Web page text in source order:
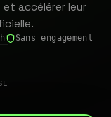
accélérer leur
Sans engagement